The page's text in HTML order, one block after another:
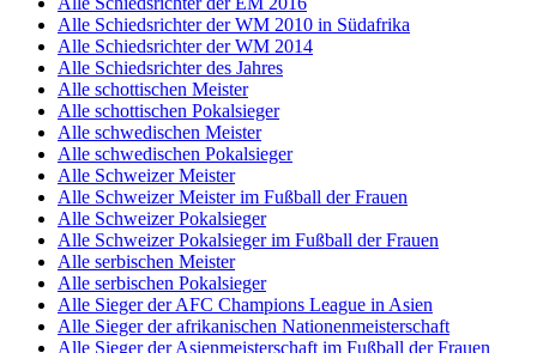
Alle Schiedsrichter der WM 2010 in Südafrika
Alle Schiedsrichter der WM 2014
Alle Schiedsrichter des Jahres
Alle schottischen Meister
Alle schottischen Pokalsieger
Alle schwedischen Meister
Alle schwedischen Pokalsieger
Alle Schweizer Meister
Alle Schweizer Meister im Fußball der Frauen
Alle Schweizer Pokalsieger
Alle Schweizer Pokalsieger im Fußball der Frauen
Alle serbischen Meister
Alle serbischen Pokalsieger
Alle Sieger der AFC Champions League in Asien
Alle Sieger der afrikanischen Nationenmeisterschaft
Alle Sieger der Asienmeisterschaft im Fußball der Frauen